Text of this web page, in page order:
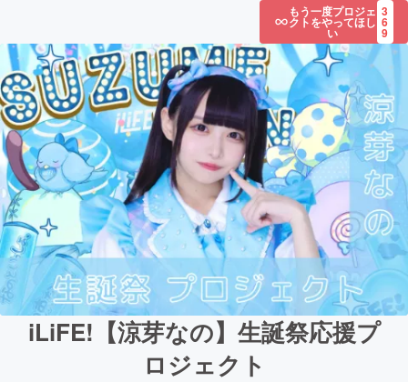
もう一度プロジェ
クトをやってほし
い
3
6
9
iLiFE!【涼芽なの】生誕祭応援プ
ロジェクト